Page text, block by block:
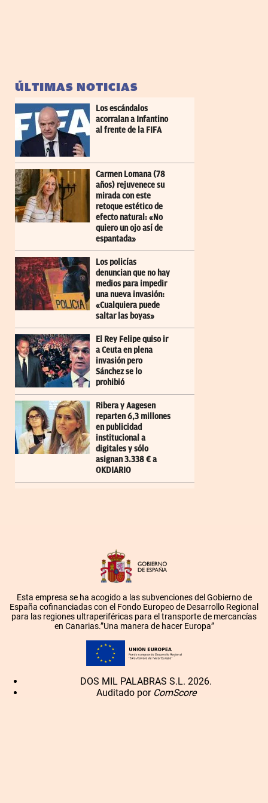
ÚLTIMAS NOTICIAS
Los escándalos
acorralan a Infantino
al frente de la FIFA
Carmen Lomana (78
años) rejuvenece su
mirada con este
retoque estético de
efecto natural: «No
quiero un ojo así de
espantada»
Los policías
denuncian que no hay
medios para impedir
una nueva invasión:
«Cualquiera puede
saltar las boyas»
El Rey Felipe quiso ir
a Ceuta en plena
invasión pero
Sánchez se lo
prohibió
Ribera y Aagesen
reparten 6,3 millones
en publicidad
institucional a
digitales y sólo
asignan 3.338 € a
OKDIARIO
Esta empresa se ha acogido a las subvenciones del Gobierno de
España cofinanciadas con el Fondo Europeo de Desarrollo Regional
para las regiones ultraperiféricas para el transporte de mercancías
en Canarias.”Una manera de hacer Europa”
DOS MIL PALABRAS S.L. 2026.
Auditado por ComScore